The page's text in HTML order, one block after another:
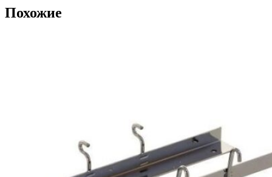
Похожие